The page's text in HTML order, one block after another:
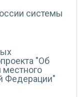
системы
"Об
местного
Федерации"